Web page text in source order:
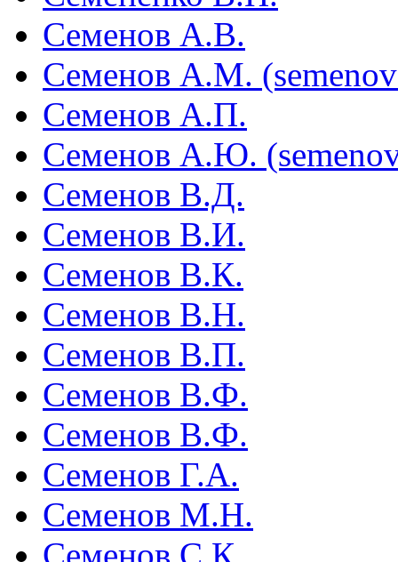
Семенов А.В.
Семенов А.М.
Семенов А.П.
Семенов А.Ю.
Семенов В.Д.
Семенов В.И.
Семенов В.К.
Семенов В.Н.
Семенов В.П.
Семенов В.Ф.
Семенов В.Ф.
Семенов Г.А.
Семенов М.Н.
Семенов С.К.